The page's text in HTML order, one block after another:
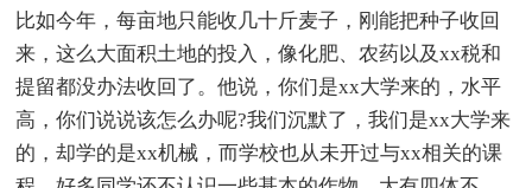
比如今年，每亩地只能收几十斤麦子，刚能把种子收回
来，这么大面积土地的投入，像化肥、农药以及xx税和
提留都没办法收回了。他说，你们是xx大学来的，水平
高，你们说说该怎么办呢?我们沉默了，我们是xx大学来
的，却学的是xx机械，而学校也从未开过与xx相关的课